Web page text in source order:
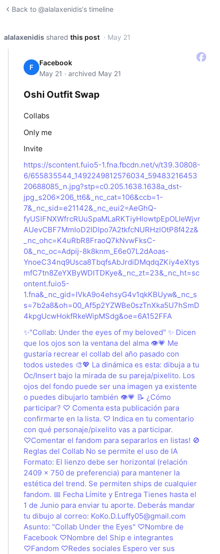
Back to @alalaxenidis's timeline
alalaxenidis shared this post · May 21
F
Facebook
May 21 · archived May 21
Oshi Outfit Swap
Collabs
Only me
Invite
https://scontent.fuio5-1.fna.fbcdn.net/v/t39.30808-
6/655835544_1492249812576034_59483216453
20688085_n.jpg?stp=c0.205.1638.1638a_dst-
jpg_s206x206_tt6&_nc_cat=106&ccb=1-
7&_nc_sid=e21142&_nc_eui2=AeGhQ-
fyUSlFNXWfrcRUuSpaMLaRKTiyHlowtpEpOLIeWjvr
AUevCBF7MmIoD2IDIpo7A2tkfcNURHzlOtP8f42z&
_nc_ohc=K4uRbR8FraoQ7kNvwFksC-
0&_nc_oc=Adpij-8k8knm_E6e07L2dAoas-
YnoeC34nq9Usca8TbqfsAbJrdiDMqdqZKiy4eXtys
mfC7tn8ZeYXByWDITDKye&_nc_zt=23&_nc_ht=sc
ontent.fuio5-
1.fna&_nc_gid=IVkA9o4ehsyG4v1qkKBUyw&_nc_s
s=7b2a8&oh=00_Af5p2YZWBe0szTnXka5U7hSmD
4kpgUcwHokfRkeWipMSdg&oe=6A152FFA
✨"Collab: Under the eyes of my beloved" ✨ Dicen
que los ojos son la ventana del alma 👁💗 Me
gustaría recrear el collab del año pasado con
todos ustedes 🎨💖 La dinámica es esta: dibuja a tu
Oc/Insert bajo la mirada de su pareja/pixelito. Los
ojos del fondo puede ser una imagen ya existente
o puedes dibujarlo también 👁💗 📝 ¿Cómo
participar? ♡ Comenta esta publicación para
confirmarte en la lista. ♡ Indica en tu comentario
con qué personaje/pixelito vas a participar.
♡Comentar el fandom para separarlos en listas! 🚫
Reglas del Collab No se permite el uso de IA
Formato: El lienzo debe ser horizontal (relación
2409 x 750 de preferencia) para mantener la
estética del trend. Se permiten ships de cualquier
fandom. 📅 Fecha Límite y Entrega Tienes hasta el
1 de Junio para enviar tu aporte. Deberás mandar
tu dibujo al correo: KoKo.D.Luffy05@gmail.com
Asunto: "Collab Under the Eyes" ♡Nombre de
Facebook ♡Nombre del Ship e integrantes
♡Fandom ♡Redes sociales Espero ver sus